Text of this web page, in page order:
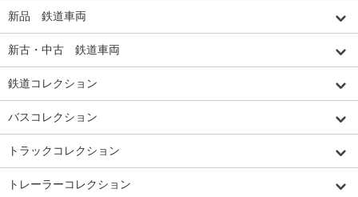
新品 鉄道車両
新古・中古 鉄道車両
鉄道コレクション
バスコレクション
トラックコレクション
トレーラーコレクション